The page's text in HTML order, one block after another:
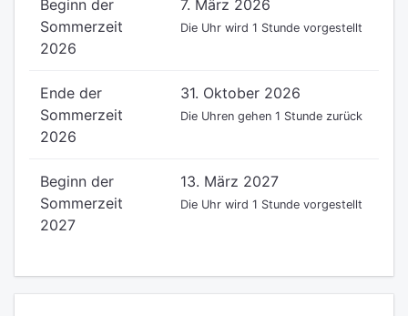
Beginn der
Sommerzeit
2026
7. März 2026
Die Uhr wird 1 Stunde vorgestellt
Ende der
Sommerzeit
2026
31. Oktober 2026
Die Uhren gehen 1 Stunde zurück
Beginn der
Sommerzeit
2027
13. März 2027
Die Uhr wird 1 Stunde vorgestellt